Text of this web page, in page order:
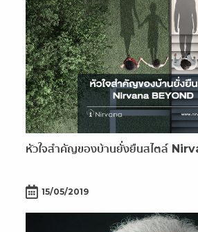
หัวใจสำคัญของบ้านยั่งยืนสไตล์
15/05/2019